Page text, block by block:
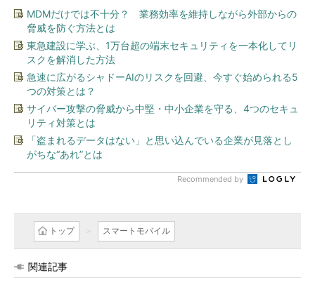
MDMだけでは不十分？ 業務効率を維持しながら外部からの
脅威を防ぐ方法とは
東急建設に学ぶ、1万台超の端末セキュリティを一本化してリ
スクを解消した方法
急速に広がるシャドーAIのリスクを回避、今すぐ始められる5
つの対策とは？
サイバー攻撃の脅威から中堅・中小企業を守る、4つのセキュ
リティ対策とは
「盗まれるデータはない」と思い込んでいる企業が見落とし
がちな“あれ”とは
Recommended by
トップ スマートモバイル
関連記事